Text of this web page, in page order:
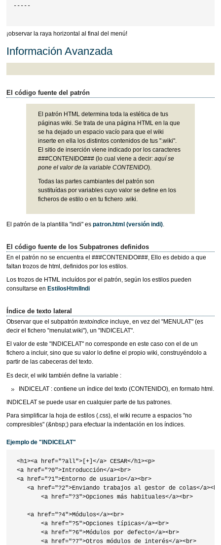
-----
¡observar la raya horizontal al final del menú!
Información Avanzada
El código fuente del patrón
El patrón HTML determina toda la estética de tus
páginas wiki. Se trata de una página HTML en la que
se ha dejado un espacio vacío para que el wiki
inserte en ella los distintos contenidos de tus ".wiki".
El sitio de inserción viene indicado por los caracteres
###CONTENIDO### (lo cual viene a decir: aquí se
pone el valor de la variable CONTENIDO).
Todas las partes cambiantes del patrón son
sustituídas por variables cuyo valor se define en los
ficheros de estilo o en tu fichero .wiki.
El patrón de la plantilla "indi" es patron.html (versión indi).
El código fuente de los Subpatrones definidos
En el patrón no se encuentra el ###CONTENIDO###, Ello es debido a que
faltan trozos de html, definidos por los estilos.
Los trozos de HTML incluídos por el patrón, según los estilos pueden
consultarse en EstilosHtmlIndi
Índice de texto lateral
Observar que el subpatrón textoindiceincluye, en vez del "MENULAT" (es
decir el fichero "menulat.wiki"), un "INDICELAT".
El valor de este "INDICELAT" no corresponde en este caso con el de un
fichero a incluir, sino que su valor lo define el propio wiki, construyéndolo a
partir de las cabeceras del texto.
Es decir, el wiki también define la variable :
INDICELAT : contiene un índice del texto (CONTENIDO), en formato html.
INDICELAT se puede usar en cualquier parte de tus patrones.
Para simplificar la hoja de estilos (.css), el wiki recurre a espacios "no
compresibles" (&nbsp;) para efectuar la indentación en los índices.
Ejemplo de "INDICELAT"
<h1><a href="?all">[+]</a> CESAR</h1><p>
<a href="?0">Introducción</a><br>
<a href="?1">Entorno de usuario</a><br>
<a href="?2">Enviando trabajos al gestor de colas</
<a href="?3">Opciones más habituales</a><br>
<a href="?4">Módulos</a><br>
<a href="?5">Opciones típicas</a><br>
<a href="?6">Módulos por defecto</a><br>
<a href="?7">Otros módulos de interés</a><br>